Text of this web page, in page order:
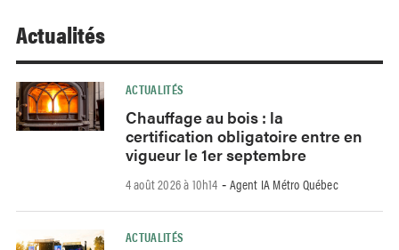
Actualités
ACTUALITÉS
Chauffage au bois : la
certification obligatoire entre en
vigueur le 1er septembre
4 août 2026 à 10h14 - Agent IA Métro Québec
ACTUALITÉS